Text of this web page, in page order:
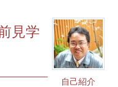
自己紹介
見学